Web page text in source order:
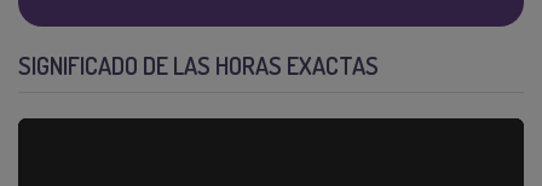
SIGNIFICADO DE LAS HORAS EXACTAS